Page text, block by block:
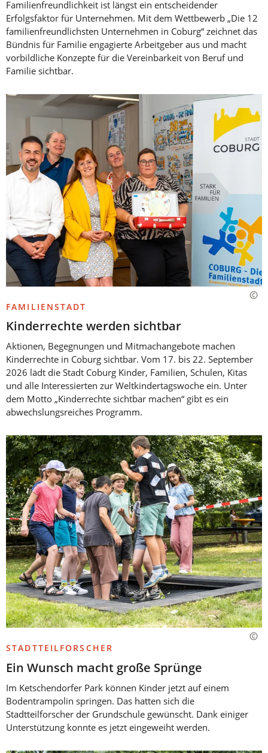
Familienfreundlichkeit ist längst ein entscheidender
Erfolgsfaktor für Unternehmen. Mit dem Wettbewerb „Die 12
familienfreundlichsten Unternehmen in Coburg“ zeichnet das
Bündnis für Familie engagierte Arbeitgeber aus und macht
vorbildliche Konzepte für die Vereinbarkeit von Beruf und
Familie sichtbar.
FAMILIENSTADT
Kinderrechte werden sichtbar
Aktionen, Begegnungen und Mitmachangebote machen
Kinderrechte in Coburg sichtbar. Vom 17. bis 22. September
2026 lädt die Stadt Coburg Kinder, Familien, Schulen, Kitas
und alle Interessierten zur Weltkindertagswoche ein. Unter
dem Motto „Kinderrechte sichtbar machen“ gibt es ein
abwechslungsreiches Programm.
STADTTEILFORSCHER
Ein Wunsch macht große Sprünge
Im Ketschendorfer Park können Kinder jetzt auf einem
Bodentrampolin springen. Das hatten sich die
Stadtteilforscher der Grundschule gewünscht. Dank einiger
Unterstützung konnte es jetzt eingeweiht werden.